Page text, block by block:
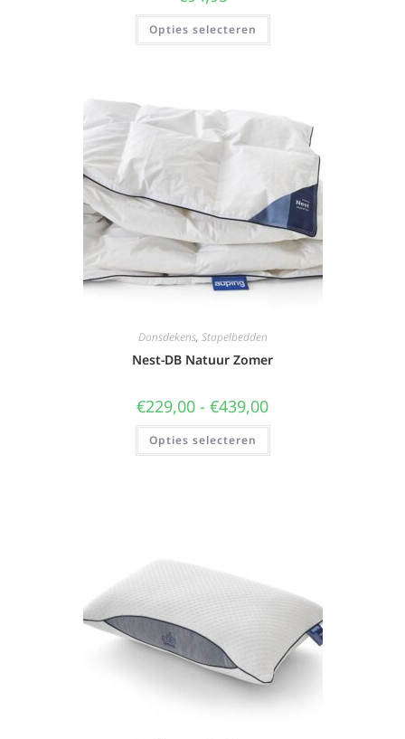
Opties selecteren
Donsdekens, Stapelbedden
Nest-DB Natuur Zomer
€229,00 - €439,00
Opties selecteren